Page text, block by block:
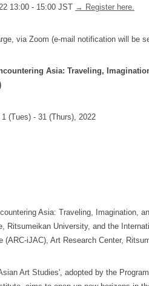
13:00 - 15:00 JST → Register here.
via Zoom (e-mail notification will be
Asia: Traveling,
(Tues) - 31 (Thurs), 2022
Asia: Traveling, Imagination,
Ritsumeikan University, and the
(ARC-iJAC), Art Research Center,
Art Studies', adopted by the